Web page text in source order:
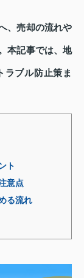
、売却の流れや
本記事では、地
ラブル防止策ま
ト
意点
る流れ